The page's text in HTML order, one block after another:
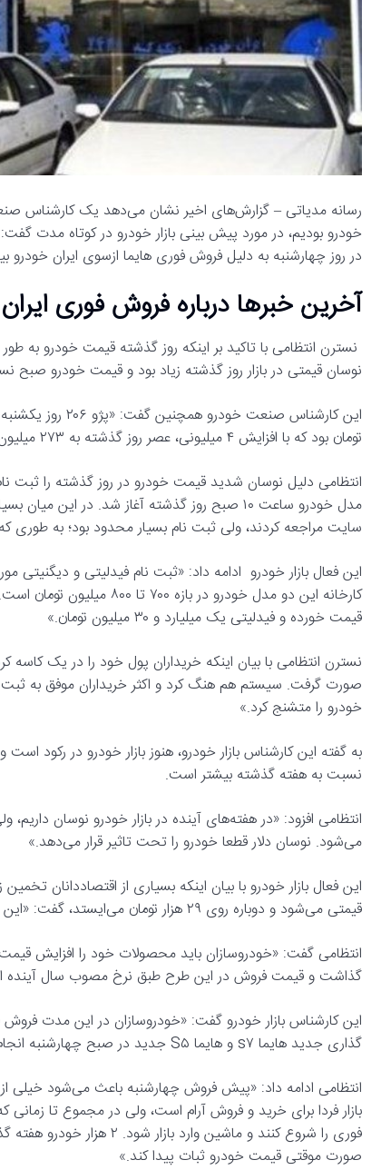
خودرو بودیم، در مورد پیش بینی بازار خودرو در کوتاه مدت
در روز چهارشنبه به دلیل فروش فوری هایما ازسوی ایران خودرو
آخرین خبرها درباره فروش فوری
نوسان قیمتی در بازار روز گذشته زیاد بود و قیمت خودرو
تومان بود که با افزایش ۴ میلیونی، عصر روز گذشته به ۲۷۳ میلیون تومان رسید.»
انتظامی دلیل نوسان شدید قیمت خودرو در روز گذشته را ثبت
مدل خودرو ساعت ۱۰ صبح روز گذشته آغاز شد. در
سایت مراجعه کردند، ولی ثبت نام بسیار محدود بود؛ به
این فعال بازار خودرو ادامه داد: «ثبت نام فیدلیتی و
قیمت خورده و فیدلیتی یک میلیارد و ۳۰ میلیون تومان.»
نسترن انتظامی با بیان اینکه خریداران پول خود را در یک کاسه
خودرو را متشنج کرد.»
به گفته این کارشناس بازار خودرو، هنوز بازار خودرو در
نسبت به هفته گذشته بیشتر است.
انتظامی افزود: «در هفته‌های آینده در بازار خودرو نوسان
می‌شود. نوسان دلار قطعا خودرو را تحت تاثیر قرار می‌دهد.»
قیمتی می‌شود و دوباره روی ۲۹ هزار تومان می‌ایستد، گفت: «این نوسان قطعا روی بازار خودرو تاثیر می‌گذارد.»
انتظامی گفت: «خودروسازان باید محصولات خود را افزایش
گذاشت و قیمت فروش در این طرح طبق نرخ مصوب سال آینده
این کارشناس بازار خودرو گفت: «خودروسازان در این مدت
گذاری جدید هایما s۷ و هایما S۵ جدید در صبح چهارشنبه انجام می‌شود.»
انتظامی ادامه داد: «پیش فروش چهارشنبه باعث می‌شود خیلی
بازار فردا برای خرید و فروش آرام است، ولی در مجموع تا
فوری را شروع کنند و
صورت موقتی قیمت خودرو ثبات پیدا کند.»